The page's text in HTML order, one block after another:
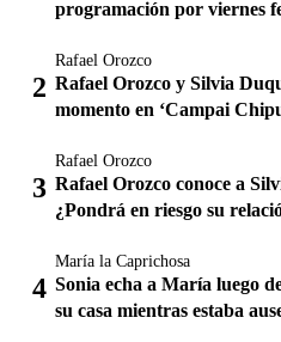
programación por viernes
Rafael Orozco
Rafael Orozco y Silvia
momento en ‘Campai
Rafael Orozco
Rafael Orozco conoce a
¿Pondrá en riesgo su
María la Caprichosa
Sonia echa a María luego
su casa mientras estaba